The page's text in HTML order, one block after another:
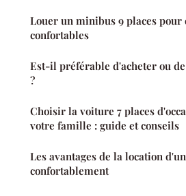
Louer un minibus 9 places pour
confortables
Est-il préférable d'acheter ou
?
Choisir la voiture 7 places
votre famille : guide et conseils
Les avantages de la location
confortablement